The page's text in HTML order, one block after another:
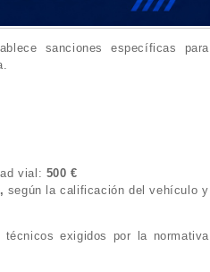
sanciones específicas para
vial: 500 €
según la calificación del vehículo y
exigidos por la normativa